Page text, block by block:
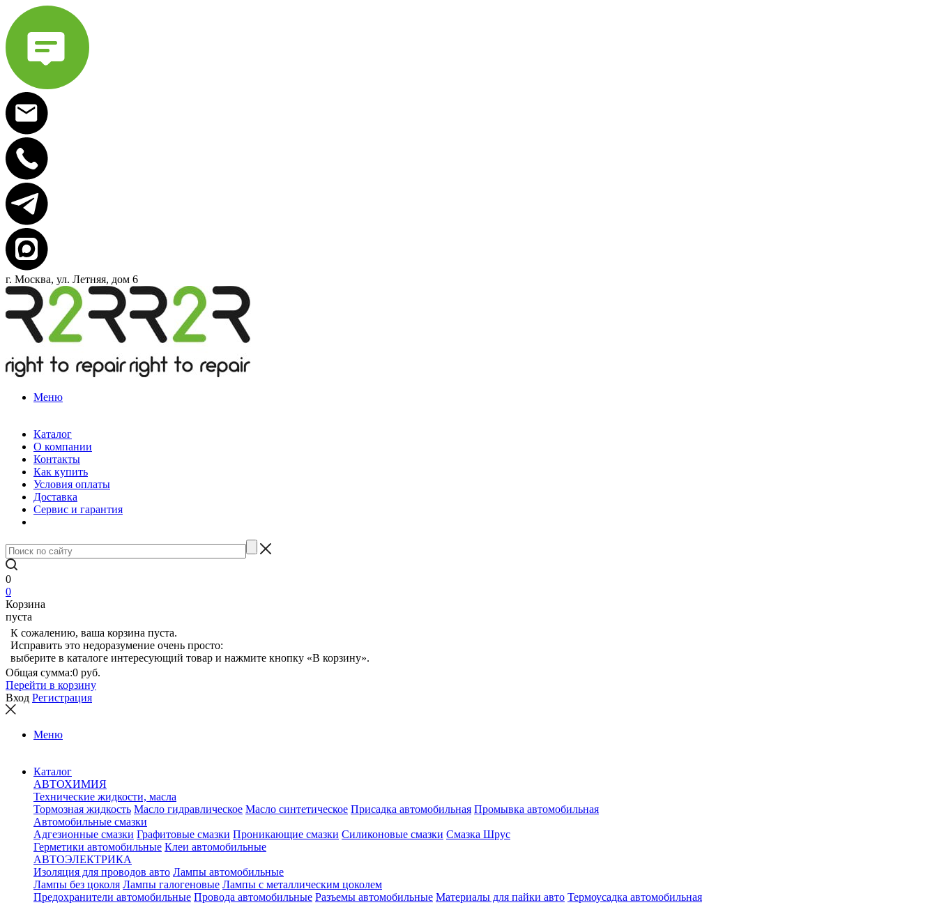
г. Москва, ул. Летняя, дом 6
Меню
Каталог
О компании
Контакты
Как купить
Условия оплаты
Доставка
Сервис и гарантия
0
0
Корзина
пуста
К сожалению, ваша корзина пуста.
Исправить это недоразумение очень просто:
выберите в каталоге интересующий товар и нажмите кнопку «В корзину».
Общая сумма:0 руб.
Перейти в корзину
Вход Регистрация
Меню
Каталог
АВТОХИМИЯ
Технические жидкости, масла
Тормозная жидкость Масло гидравлическое Масло синтетическое Присадка автомобильная Промывка автомобильная
Автомобильные смазки
Адгезионные смазки Графитовые смазки Проникающие смазки Силиконовые смазки Смазка Шрус
Герметики автомобильные Клеи автомобильные
АВТОЭЛЕКТРИКА
Изоляция для проводов авто Лампы автомобильные
Лампы без цоколя Лампы галогеновые Лампы с металлическим цоколем
Предохранители автомобильные Провода автомобильные Разъемы автомобильные Материалы для пайки авто Термоусадка автомобильная